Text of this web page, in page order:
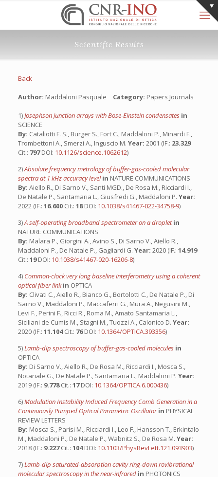
Scientific Results
Back
Author: Maddaloni Pasquale Category: Papers Journals
1)Josephson junction arrays with Bose-Einstein condensates in
SCIENCE
By: Cataliotti F. S., Burger S., Fort C., Maddaloni P., Minardi F.,
Trombettoni A., Smerzi A., Inguscio M. Year: 2001 (IF.: 23.329
Cit.: 797DOI: 10.1126/science.1062612)
2)Absolute frequency metrology of buffer-gas-cooled molecular
spectra at 1 kHz accuracy levelin NATURE COMMUNICATIONS
By: Aiello R., Di Sarno V., Santi MGD., De Rosa M., Ricciardi I.,
De Natale P., Santamaria L., Giusfredi G., Maddaloni P. Year:
2022 (IF.: 16.600 Cit.: 18DOI: 10.1038/s41467-022-34758-9)
3)A self-operating broadband spectrometer on a dropletin
NATURE COMMUNICATIONS
By: Malara P., Giorgini A., Avino S., Di Sarno V., Aiello R.,
Maddaloni P., De Natale P., Gagliardi G. Year: 2020 (IF.: 14.919
Cit.: 19DOI: 10.1038/s41467-020-16206-8)
4) Common-clock very long baseline interferometry using a coherent
optical fiber linkin OPTICA
By: Clivati C., Aiello R., Bianco G., Bortolotti C., De Natale P., Di
Sarno V., Maddaloni P., Maccaferri G., Mura A., Negusini M.,
Levi F., Perini F., Ricci R., Roma M., Amato Santamaria L.,
Siciliani de Cumis M., Stagni M., Tuozzi A., Calonico D. Year:
2020 (IF.: 11.104Cit.: 76DOI: 10.1364/OPTICA.393356)
5)Lamb-dip spectroscopy of buffer-gas-cooled molecules in
OPTICA
By: Di Sarno V., Aiello R., De Rosa M., Ricciardi I., Mosca S.,
Notariale G., De Natale P., Santamaria L., Maddaloni P. Year:
2019 (IF.: 9.778Cit.: 17DOI: 10.1364/OPTICA.6.000436)
6)Modulation Instability Induced Frequency Comb Generation in a
Continuously Pumped Optical Parametric Oscillatorin PHYSICAL
REVIEW LETTERS
By: Mosca S., Parisi M., Ricciardi I., Leo F., Hansson T., Erkintalo
M., Maddaloni P., De Natale P., Wabnitz S., De Rosa M. Year:
2018 (IF.: 9.227Cit.: 104DOI: 10.1103/PhysRevLett.121.093903)
7)Lamb-dip saturated-absorption cavity ring-down rovibrational
molecular spectroscopy in the near-infrared in PHOTONICS